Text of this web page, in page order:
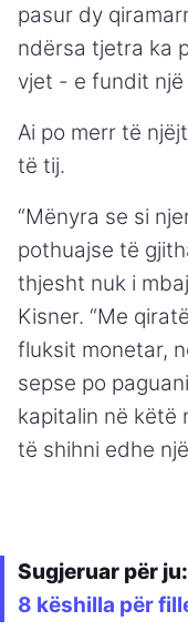
pasur dy
ndërsa tjetra ka
vjet - e fundit
Ai po merr të
të tij.
“Mënyra se si
pothuajse të
thjesht nuk i
Kisner. “Me
fluksit monetar,
sepse po
kapitalin në këtë
të shihni edhe
Sugjeruar për ju:
8 këshilla për